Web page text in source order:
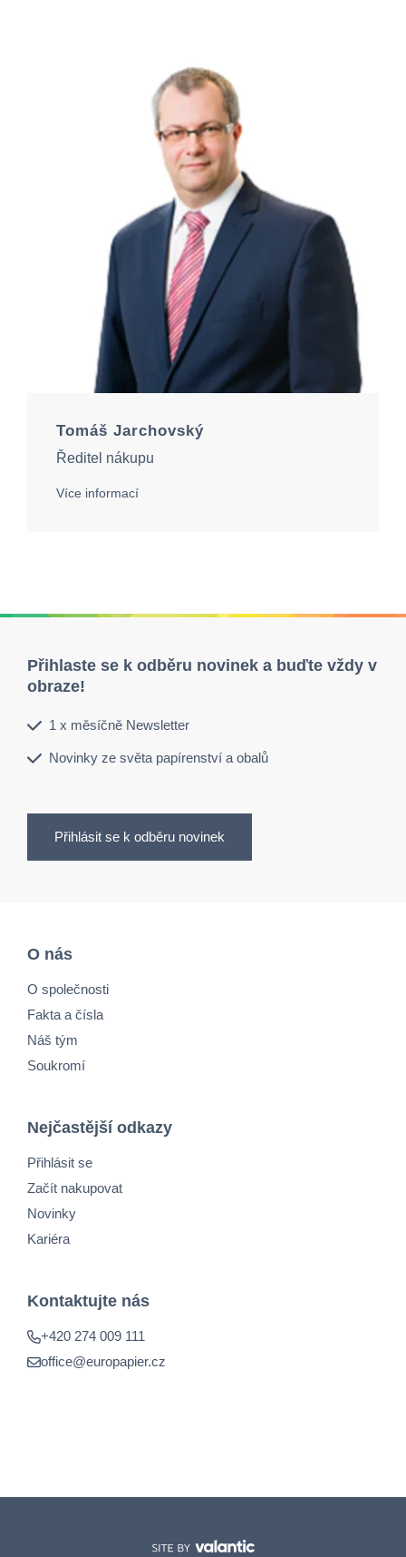
Tomáš Jarchovský
Ředitel nákupu
Více informací
Přihlaste se k odběru novinek a buďte vždy v
obraze!
1 x měsíčně Newsletter
Novinky ze světa papírenství a obalů
Přihlásit se k odběru novinek
O nás
O společnosti
Fakta a čísla
Náš tým
Soukromí
Nejčastější odkazy
Přihlásit se
Začít nakupovat
Novinky
Kariéra
Kontaktujte nás
+420 274 009 111
office@europapier.cz